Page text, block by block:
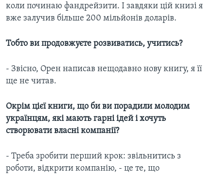
коли починаю фандрейзити. І завдяки цій книзі я
вже залучив більше 200 мільйонів доларів.
Тобто ви продовжуєте розвиватись, учитись?
- Звісно, Орен написав нещодавно нову книгу, я її
ще не читав.
Окрім цієї книги, що би ви порадили молодим
українцям, які мають гарні ідей і хочуть
створювати власні компанії?
- Треба зробити перший крок: звільнитись з
роботи, відкрити компанію, - це те, що